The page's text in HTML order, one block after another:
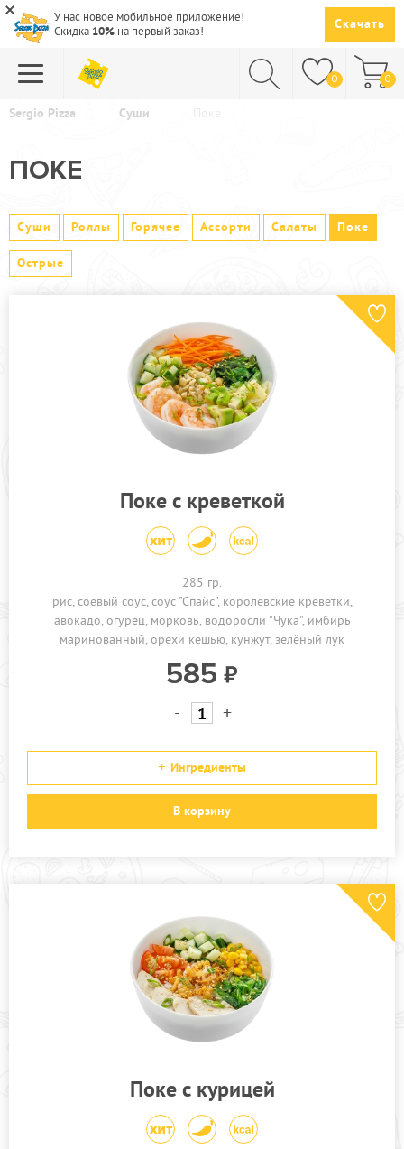
У нас новое мобильное приложение!
Скидка 10% на первый заказ! Скачать
0 0
ПАСТА
НАПИТКИ
ДЕСЕРТЫ
ПРОЧЕЕ
АКЦИИ
Sergio Pizza Суши
ПОКЕ
Суши Роллы Горячее Ассорти Салаты Поке
Острые
Поке с креветкой
285 гр.
рис соевый соус соус "Спайс" королевские креветки
авокадо огурец морковь водоросли "Чука" имбирь
маринованный орехи кешью кунжут зелёный лук
585
- +
Ингредиенты
В корзину
Поке с курицей